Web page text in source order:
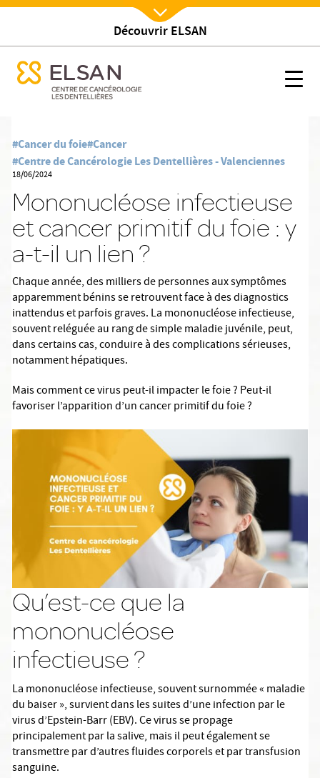
contenu
principal
Découvrir ELSAN
Mononucléose infectieuse et cancer primitif du foie : y a-t-il un
?
menu mobile
Nx:Afficher menu
menu mobile
#Cancer du foie#Cancer
#Centre de Cancérologie Les Dentellières - Valenciennes
18/06/2024
Mononucléose infectieuse
et cancer primitif du foie : y
a-t-il un lien ?
Chaque année, des milliers de personnes aux symptômes
apparemment bénins se retrouvent face à des diagnostics
inattendus et parfois graves. La mononucléose infectieuse,
souvent reléguée au rang de simple maladie juvénile, peut,
dans certains cas, conduire à des complications sérieuses,
notamment hépatiques.
Mais comment ce virus peut-il impacter le foie ? Peut-il
favoriser l’apparition d’un cancer primitif du foie ?
Qu’est-ce que la
mononucléose
infectieuse ?
La mononucléose infectieuse, souvent surnommée « maladie
du baiser », survient dans les suites d’une infection par le
virus d’Epstein-Barr (EBV). Ce virus se propage
principalement par la salive, mais il peut également se
transmettre par d’autres fluides corporels et par transfusion
sanguine.